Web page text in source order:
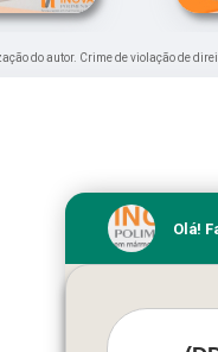
do autor. Crime de violação de
Olá!